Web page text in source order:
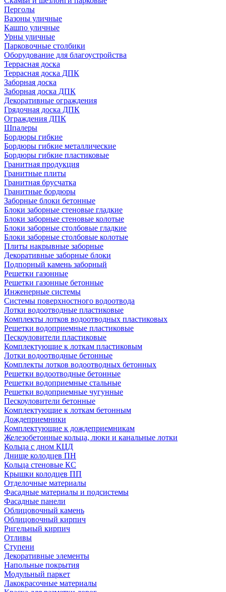
Перголы
Вазоны уличные
Кашпо уличные
Урны уличные
Парковочные столбики
Оборудование для благоустройства
Террасная доска
Террасная доска ДПК
Заборная доска
Заборная доска ДПК
Декоративные ограждения
Грядочная доска ДПК
Ограждения ДПК
Шпалеры
Бордюры гибкие
Бордюры гибкие металлические
Бордюры гибкие пластиковые
Гранитная продукция
Гранитные плиты
Гранитная брусчатка
Гранитные бордюры
Заборные блоки бетонные
Блоки заборные стеновые гладкие
Блоки заборные стеновые колотые
Блоки заборные столбовые гладкие
Блоки заборные столбовые колотые
Плиты накрывные заборные
Декоративные заборные блоки
Подпорный камень заборный
Решетки газонные
Решетки газонные бетонные
Инженерные системы
Системы поверхностного водоотвода
Лотки водоотводные пластиковые
Комплекты лотков водоотводных пластиковых
Решетки водоприемные пластиковые
Пескоуловители пластиковые
Комплектующие к лоткам пластиковым
Лотки водоотводные бетонные
Комплекты лотков водоотводных бетонных
Решетки водоотводные бетонные
Решетки водоприемные стальные
Решетки водоприемные чугунные
Пескоуловители бетонные
Комплектующие к лоткам бетонным
Дождеприемники
Комплектующие к дождеприемникам
Железобетонные кольца, люки и канальные лотки
Кольца с дном КЦД
Днище колодцев ПН
Кольца стеновые КС
Крышки колодцев ПП
Отделочные материалы
Фасадные материалы и подсистемы
Фасадные панели
Облицовочный камень
Облицовочный кирпич
Ригельный кирпич
Отливы
Ступени
Декоративные элементы
Напольные покрытия
Модульный паркет
Лакокрасочные материалы